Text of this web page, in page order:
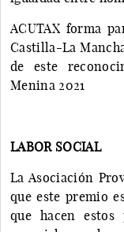
ACUTAX forma
Castilla-La
de este
Menina 2021
LABOR SOCIAL
La Asociación
que este premio
que hacen estos